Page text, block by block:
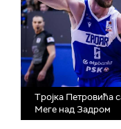
Тројка Петровића
Меге над Задром